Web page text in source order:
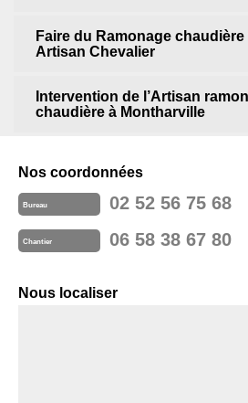
Faire du Ramonage
Artisan Chevalier
Intervention de l’Artisan
chaudière à Montharville
Nos coordonnées
Bureau 02 52 56 75 68
Chantier 06 58 38 67 80
Nous localiser